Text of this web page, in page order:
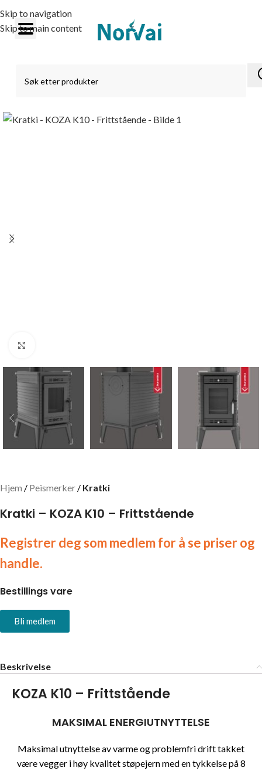
Skip to navigation
Skip to main content
Hjem Peismerker Kratki
Kratki – KOZA K10 – Frittstående
Registrer deg som medlem for å se priser og
handle.
Bestillings vare
Bli medlem
Beskrivelse
KOZA K10 – Frittstående
MAKSIMAL ENERGIUTNYTTELSE
Maksimal utnyttelse av varme og problemfri drift takket
være vegger i høy kvalitet støpejern med en tykkelse på 8